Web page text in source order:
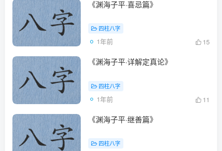
《渊海子平·喜忌篇》
四柱八字
1年前 15
《渊海子平·详解定真论》
四柱八字
1年前 11
《渊海子平·继善篇》
四柱八字